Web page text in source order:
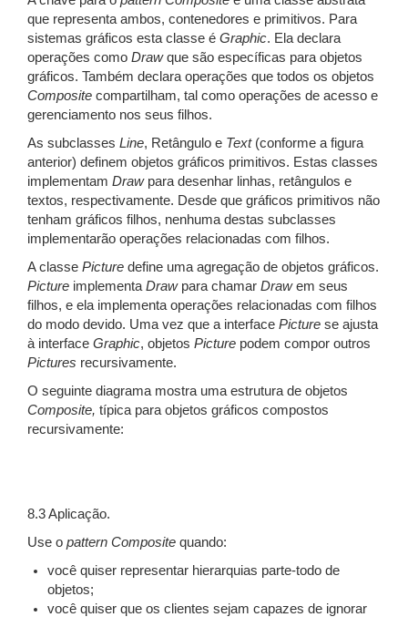
que representa ambos, contenedores e primitivos. Para
sistemas gráficos esta classe é Graphic. Ela declara
operações como Drawque são específicas para objetos
gráficos. Também declara operações que todos os objetos
Composite compartilham, tal como operações de acesso e
gerenciamento nos seus filhos.
As subclasses Line, Retângulo e Text(conforme a figura
anterior) definem objetos gráficos primitivos. Estas classes
implementam Drawpara desenhar linhas, retângulos e
textos, respectivamente. Desde que gráficos primitivos não
tenham gráficos filhos, nenhuma destas subclasses
implementarão operações relacionadas com filhos.
A classe Picture define uma agregação de objetos gráficos.
Picture implementa Drawpara chamar Drawem seus
filhos, e ela implementa operações relacionadas com filhos
do modo devido. Uma vez que a interface Picture se ajusta
à interface Graphic, objetos Picture podem compor outros
Pictures recursivamente.
O seguinte diagrama mostra uma estrutura de objetos
Composite, típica para objetos gráficos compostos
recursivamente:
8.3 Aplicação.
Use o pattern Composite quando:
você quiser representar hierarquias parte-todo de
objetos;
você quiser que os clientes sejam capazes de ignorar